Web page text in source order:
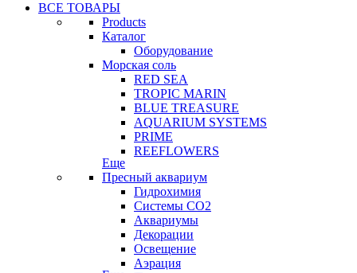
ВСЕ ТОВАРЫ
Products
Каталог
Оборудование
Морская соль
RED SEA
TROPIC MARIN
BLUE TREASURE
AQUARIUM SYSTEMS
PRIME
REEFLOWERS
Еще
Пресный аквариум
Гидрохимия
Системы СО2
Аквариумы
Декорации
Освещение
Аэрация